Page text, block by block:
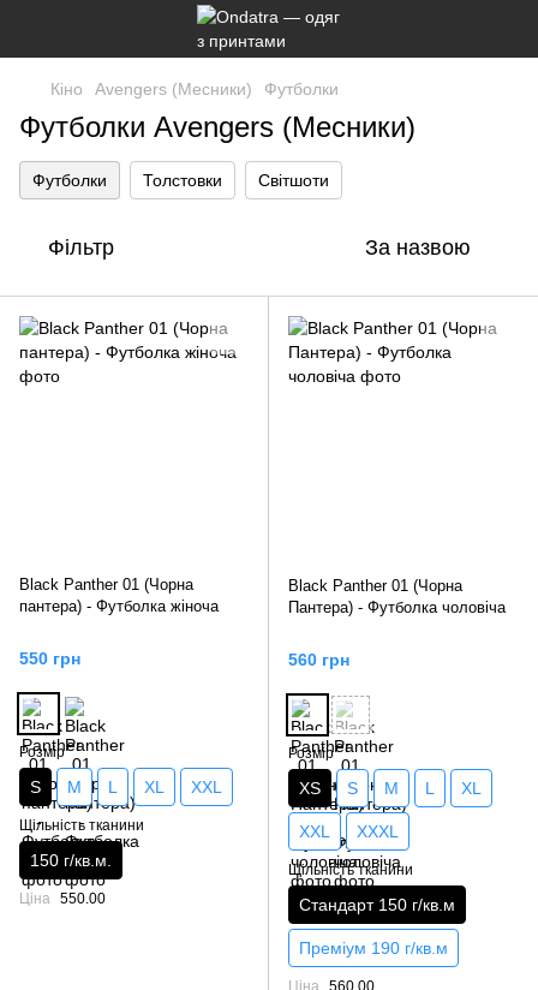
Кіно Avengers (Месники) Футболки
Футболки Avengers (Месники)
Футболки Толстовки Світшоти
Фільтр За назвою
Black Panther 01 (Чорна
пантера) - Футболка жіноча
550 грн
Розмір
S M L XL XXL
Щільність тканини
150 г/кв.м.
Ціна 550.00
Black Panther 01 (Чорна
Пантера) - Футболка чоловіча
560 грн
Розмір
XS S M L XL
XXL XXXL
Щільність тканини
Стандарт 150 г/кв.м
Преміум 190 г/кв.м
Ціна 560.00